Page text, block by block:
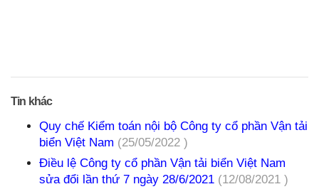
Tin khác
Quy chế Kiểm toán nội bộ Công ty cổ phần Vận tải
biển Việt Nam (25/05/2022 )
Điều lệ Công ty cổ phần Vận tải biển Việt Nam
sửa đổi lần thứ 7 ngày 28/6/2021 (12/08/2021 )